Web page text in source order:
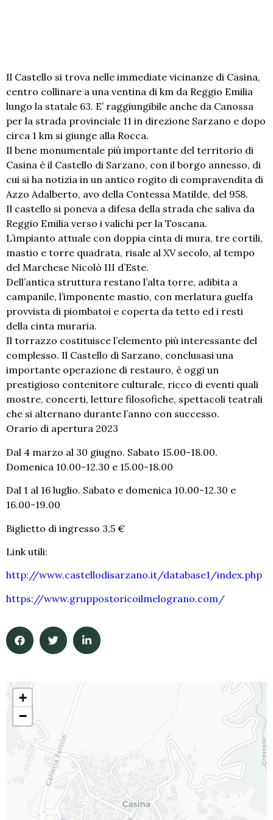
Il Castello si trova nelle immediate vicinanze di Casina,
centro collinare a una ventina di km da Reggio Emilia
lungo la statale 63. E’ raggiungibile anche da Canossa
per la strada provinciale 11 in direzione Sarzano e dopo
circa 1 km si giunge alla Rocca.
Il bene monumentale più importante del territorio di
Casina è il Castello di Sarzano, con il borgo annesso, di
cui si ha notizia in un antico rogito di compravendita di
Azzo Adalberto, avo della Contessa Matilde, del 958.
Il castello si poneva a difesa della strada che saliva da
Reggio Emilia verso i valichi per la Toscana.
L’impianto attuale con doppia cinta di mura, tre cortili,
mastio e torre quadrata, risale al XV secolo, al tempo
del Marchese Nicolò III d’Este.
Dell’antica struttura restano l’alta torre, adibita a
campanile, l’imponente mastio, con merlatura guelfa
provvista di piombatoi e coperta da tetto ed i resti
della cinta muraria.
Il torrazzo costituisce l’elemento più interessante del
complesso. Il Castello di Sarzano, conclusasi una
importante operazione di restauro, è oggi un
prestigioso contenitore culturale, ricco di eventi quali
mostre, concerti, letture filosofiche, spettacoli teatrali
che si alternano durante l’anno con successo.
Orario di apertura 2023
Dal 4 marzo al 30 giugno. Sabato 15.00-18.00.
Domenica 10.00-12.30 e 15.00-18.00
Dal 1 al 16 luglio. Sabato e domenica 10.00-12.30 e
16.00-19.00
Biglietto di ingresso 3,5 €
Link utili:
http://www.castellodisarzano.it/database1/index.php
https://www.gruppostoricoilmelograno.com/
+
−